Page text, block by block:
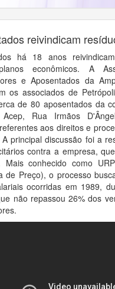
reivindicam
há 18 anos
econômicos. A
e Aposentados da
os associados de
de 80 aposentados da
Rua Irmãos
aos direitos e
principal discussão foi a
contra a empresa,
Mais conhecido como
de Preço), o processo
ocorridas em 1989,
não repassou 26% dos